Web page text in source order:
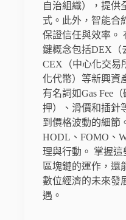
自治組織），提供
式。此外，智能合
保證信任與效率。
鍵概念包括DEX（
CEX（中心化交易
化代幣）等新興資
有名詞如Gas Fee
押）、滑價和插針
到價格波動的細節
HODL、FOMO、
理與行動。 掌握
區塊鏈的運作，還
數位經濟的未來發
遇。